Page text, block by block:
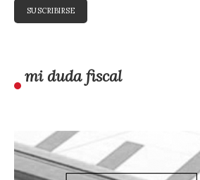
mi duda fiscal